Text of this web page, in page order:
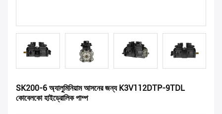
SK200-6 অ্যালুমিনিয়াম আসনের জন্য K3V112DTP-9TDL
কোবেলকো হাইড্রোলিক পাম্প